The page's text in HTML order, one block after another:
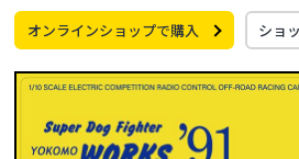
オンラインショップで購入 ショ